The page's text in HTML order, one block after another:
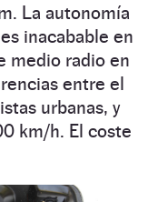
La autonomía
es inacabable en
medio radio en
entre el
urbanas, y
km/h. El coste